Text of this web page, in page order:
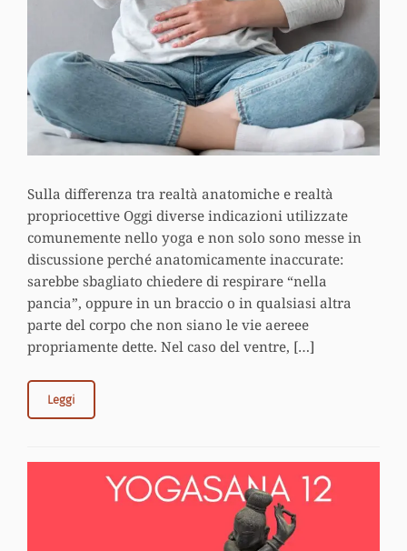
Sulla differenza tra realtà anatomiche e realtà
propriocettive Oggi diverse indicazioni utilizzate
comunemente nello yoga e non solo sono messe in
discussione perché anatomicamente inaccurate:
sarebbe sbagliato chiedere di respirare “nella
pancia”, oppure in un braccio o in qualsiasi altra
parte del corpo che non siano le vie aereee
propriamente dette. Nel caso del ventre, […]
Leggi
ARCHIVIATO IN:SENZA CATEGORIA